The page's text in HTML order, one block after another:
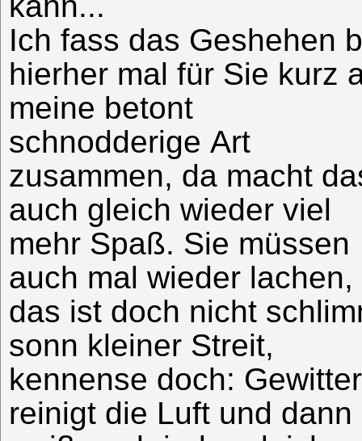
Ich fass das Geshehen
hierher mal für Sie kurz
meine betont
schnodderige Art
zusammen, da macht
auch gleich wieder viel
mehr Spaß. Sie müssen
auch mal wieder lachen,
das ist doch nicht
sonn kleiner Streit,
kennense doch: Gewitter
reinigt die Luft und dann